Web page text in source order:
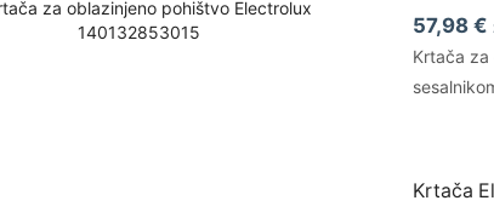
57,98 €
Krtača za
Krtača